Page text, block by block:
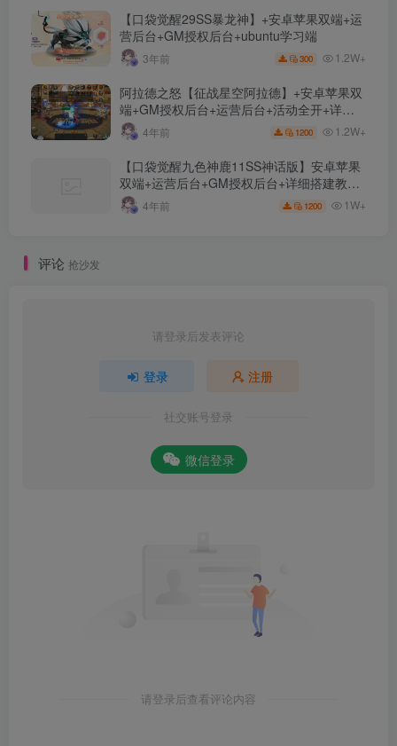
【口袋觉醒29SS暴龙神】+安卓苹果双端+运
营后台+GM授权后台+ubuntu学习端
3年前 300 1.2W+
阿拉德之怒【征战星空阿拉德】+安卓苹果双
端+GM授权后台+运营后台+活动全开+详细
教程 4年前 1200 1.2W+
【口袋觉醒九色神鹿11SS神话版】安卓苹果
双端+运营后台+GM授权后台+详细搭建教
程。 4年前 1200 1W+
评论 抢沙发
请登录后发表评论
登录 注册
社交账号登录
微信登录
请登录后查看评论内容